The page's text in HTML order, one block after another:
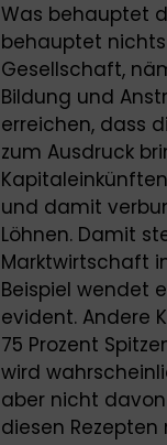
Was behauptet
behauptet
Gesellschaft,
Bildung und
erreichen, dass
zum Ausdruck
und damit
Löhnen. Damit
Marktwirtschaft
Beispiel wendet
evident. Andere
75 Prozent
wird
aber nicht
diesen